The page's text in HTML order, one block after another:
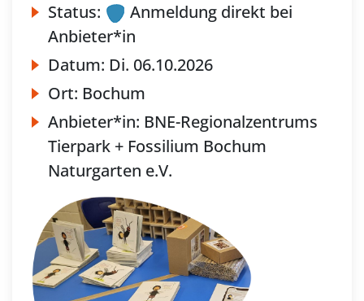
Status:
Anmeldung direkt bei
Anbieter*in
Datum: Di. 06.10.2026
Ort: Bochum
Anbieter*in: BNE-Regionalzentrums
Tierpark + Fossilium Bochum
Naturgarten e.V.